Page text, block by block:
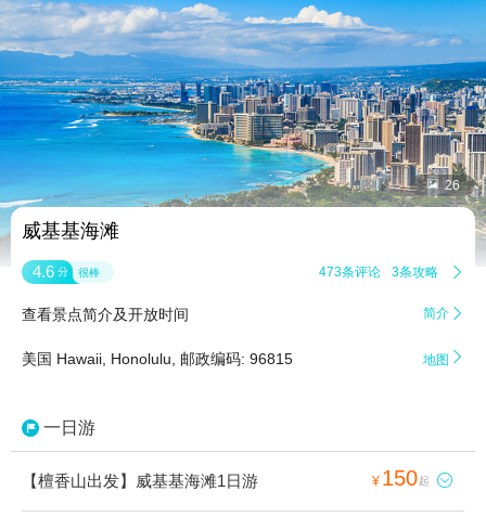
 26
威基基海滩
4.6 分 很棒 473条评论 3条攻略 
查看景点简介及开放时间 简介 
美国 Hawaii, Honolulu, 邮政编码: 96815 地图 
一日游
【檀香山出发】威基基海滩1日游 ¥ 150起 
